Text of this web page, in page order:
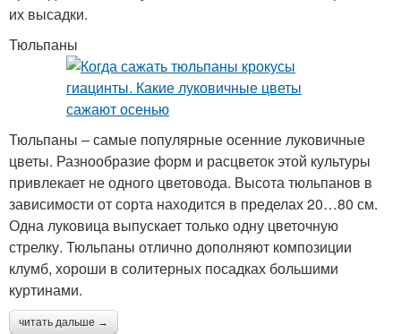
их высадки.
Тюльпаны
Тюльпаны – самые популярные осенние луковичные
цветы. Разнообразие форм и расцветок этой культуры
привлекает не одного цветовода. Высота тюльпанов в
зависимости от сорта находится в пределах 20…80 см.
Одна луковица выпускает только одну цветочную
стрелку. Тюльпаны отлично дополняют композиции
клумб, хороши в солитерных посадках большими
куртинами.
читать дальше →